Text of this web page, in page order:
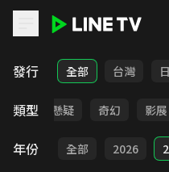
LINE TV - 電影
發行 全部 台灣
類型
靈異 懸疑 奇幻 影展
年份 全部 2026